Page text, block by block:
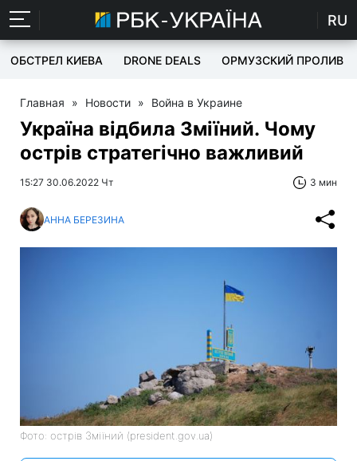
RU
ОБСТРЕЛ КИЕВА DRONE DEALS ОРМУЗСКИЙ ПРОЛИВ
Главная » Новости » Война в Украине
Україна відбила Зміїний. Чому
острів стратегічно важливий
15:27 30.06.2022 Чт 3 мин
АННА БЕРЕЗИНА
Фото: острів Зміїний (president.gov.ua)